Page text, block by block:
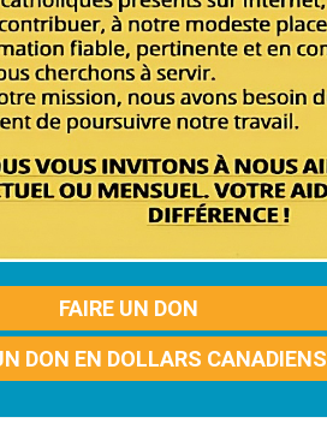
FAIRE UN DON
DON EN DOLLARS CANADIENS